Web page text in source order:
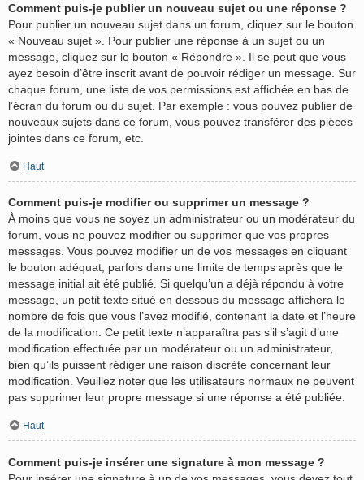
Comment puis-je publier un nouveau sujet ou une réponse ?
Pour publier un nouveau sujet dans un forum, cliquez sur le bouton
« Nouveau sujet ». Pour publier une réponse à un sujet ou un
message, cliquez sur le bouton « Répondre ». Il se peut que vous
ayez besoin d’être inscrit avant de pouvoir rédiger un message. Sur
chaque forum, une liste de vos permissions est affichée en bas de
l’écran du forum ou du sujet. Par exemple : vous pouvez publier de
nouveaux sujets dans ce forum, vous pouvez transférer des pièces
jointes dans ce forum, etc.
Haut
Comment puis-je modifier ou supprimer un message ?
À moins que vous ne soyez un administrateur ou un modérateur du
forum, vous ne pouvez modifier ou supprimer que vos propres
messages. Vous pouvez modifier un de vos messages en cliquant
le bouton adéquat, parfois dans une limite de temps après que le
message initial ait été publié. Si quelqu’un a déjà répondu à votre
message, un petit texte situé en dessous du message affichera le
nombre de fois que vous l’avez modifié, contenant la date et l’heure
de la modification. Ce petit texte n’apparaîtra pas s’il s’agit d’une
modification effectuée par un modérateur ou un administrateur,
bien qu’ils puissent rédiger une raison discrète concernant leur
modification. Veuillez noter que les utilisateurs normaux ne peuvent
pas supprimer leur propre message si une réponse a été publiée.
Haut
Comment puis-je insérer une signature à mon message ?